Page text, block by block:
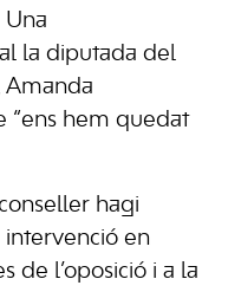
la diputada del
Amanda
“ens hem quedat
hagi
en
de l’oposició i a la